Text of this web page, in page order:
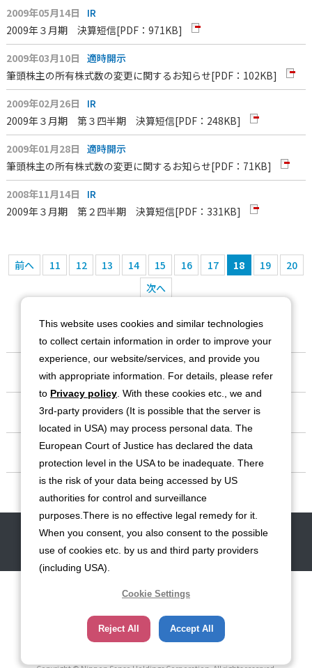
2009年05月14日
IR
2009年３月期 決算短信[PDF：971KB]
2009年03月10日 適時開示
筆頭株主の所有株式数の変更に関するお知らせ[PDF：102KB]
2009年02月26日
IR
2009年３月期 第３四半期 決算短信[PDF：248KB]
2009年01月28日 適時開示
筆頭株主の所有株式数の変更に関するお知らせ[PDF：71KB]
2008年11月14日
IR
2009年３月期 第２四半期 決算短信[PDF：331KB]
前へ 11 12 13 14 15 16 17 18 19
20
次へ
会社情報
事業紹介
IR情報
サステナビリティ
お問い合わせ サイトマップ 免責事項 利用規約
個人情報保護方針
クッキー（Cookie）ポリシー
ソーシャルメディア利用規約
This website uses cookies and similar technologies
to collect certain information in order to improve your
experience, our website/services, and provide you
with appropriate information. For details, please refer
to Privacy policy . With these cookies etc., we and
3rd-party providers (It is possible that the server is
located in USA) may process personal data. The
European Court of Justice has declared the data
protection level in the USA to be inadequate. There
is the risk of your data being accessed by US
authorities for control and surveillance
purposes.There is no effective legal remedy for it.
When you consent, you also consent to the possible
use of cookies etc. by us and third party providers
(including USA).
Cookie Settings
Reject All Accept All